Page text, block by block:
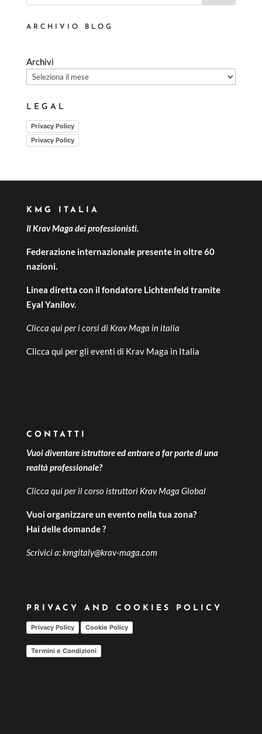
ARCHIVIO BLOG
Archivi
LEGAL
Privacy Policy
Privacy Policy
KMG ITALIA
Il Krav Maga dei professionisti.
Federazione internazionale presente in oltre 60
nazioni.
Linea diretta con il fondatore Lichtenfeld tramite
Eyal Yanilov.
Clicca qui per icorsi di Krav Maga in italia
Clicca qui per gli eventi di Krav Maga in Italia
CONTATTI
Vuoi diventare istruttore ed entrare a far parte di una
realtà professionale?
Clicca qui per ilcorso istruttori Krav Maga Global
Vuoi organizzare un evento nella tua zona?
Hai delle domande ?
Scrivici a:kmgitaly@krav-maga.com
PRIVACY AND COOKIES POLICY
Privacy Policy Cookie Policy
Termini e Condizioni